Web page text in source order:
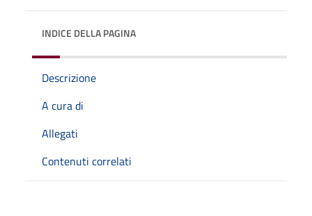
INDICE DELLA PAGINA
Descrizione
A cura di
Allegati
Contenuti correlati